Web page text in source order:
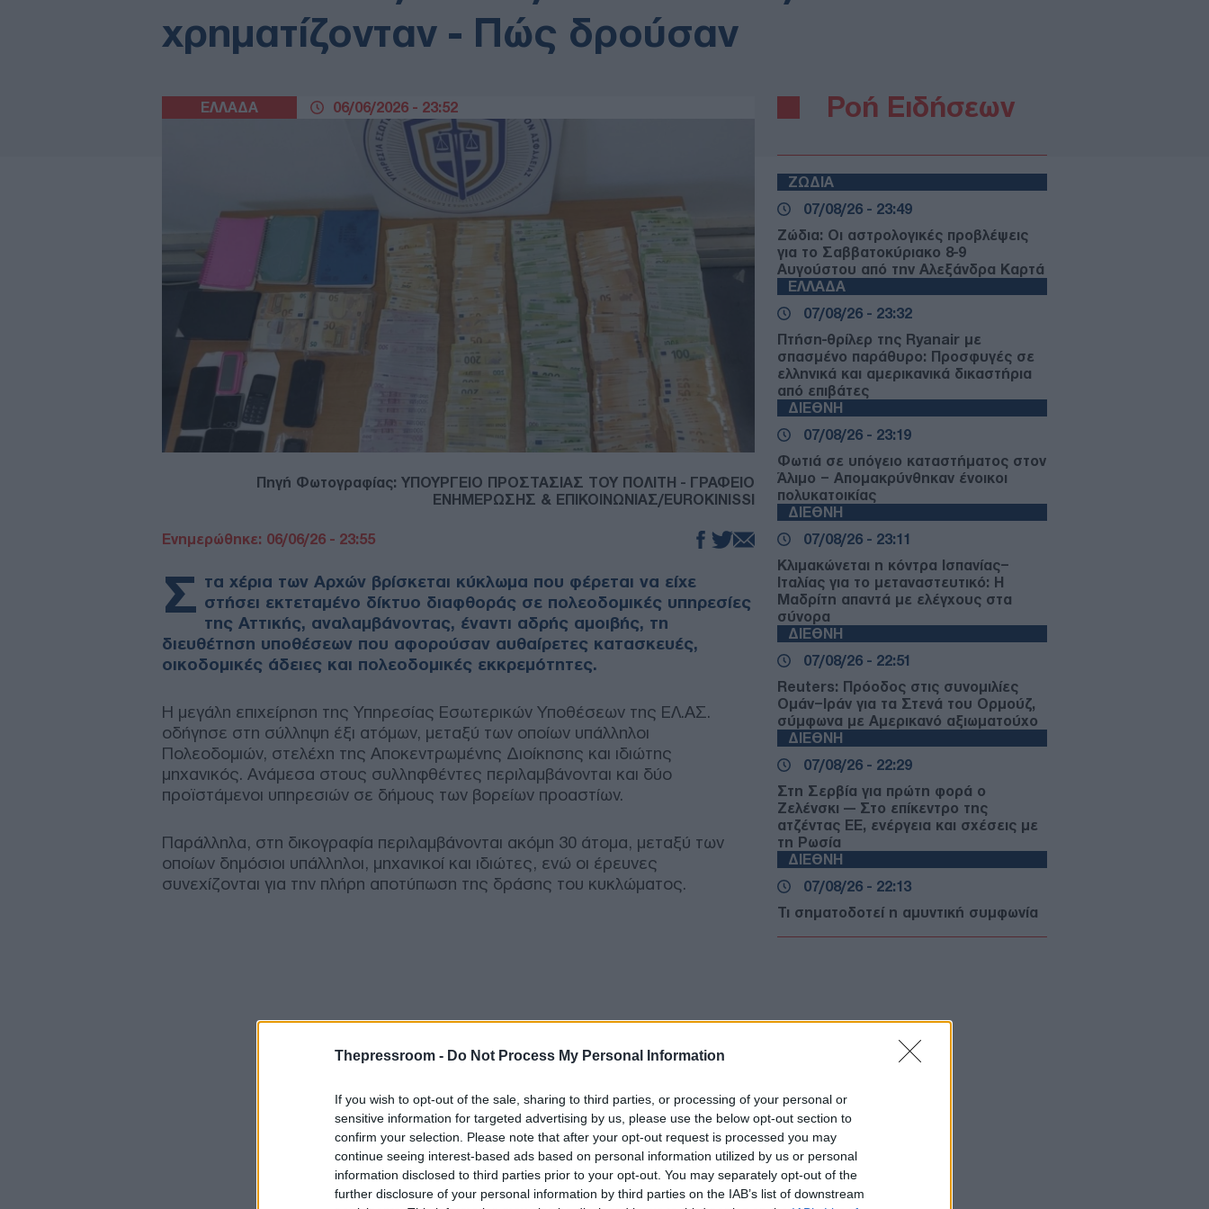
Thepressroom - Do Not Process My Personal Information
If you wish to opt-out of the sale, sharing to third parties, or processing of your personal or
sensitive information for targeted advertising by us, please use the below opt-out section to
confirm your selection. Please note that after your opt-out request is processed you may
continue seeing interest-based ads based on personal information utilized by us or personal
information disclosed to third parties prior to your opt-out. You may separately opt-out of the
further disclosure of your personal information by third parties on the IAB’s list of downstream
χρηματίζονταν - Πώς δρούσαν
ΕΛΛΑΔΑ 06/06/2026 - 23:52
Πηγή Φωτογραφίας: ΥΠΟΥΡΓΕΙΟ ΠΡΟΣΤΑΣΙΑΣ ΤΟΥ ΠΟΛΙΤΗ - ΓΡΑΦΕΙΟ
ΕΝΗΜΕΡΩΣΗΣ & ΕΠΙΚΟΙΝΩΝΙΑΣ/EUROKINISSI
Ενημερώθηκε: 06/06/26 - 23:55
Σ τα χέρια των Αρχών βρίσκεται κύκλωμα που φέρεται να είχε
στήσει εκτεταμένο δίκτυο διαφθοράς σε πολεοδομικές υπηρεσίες
της Αττικής, αναλαμβάνοντας, έναντι αδρής αμοιβής, τη
διευθέτηση υποθέσεων που αφορούσαν αυθαίρετες κατασκευές,
οικοδομικές άδειες και πολεοδομικές εκκρεμότητες.
Η μεγάλη επιχείρηση της Υπηρεσίας Εσωτερικών Υποθέσεων της ΕΛ.ΑΣ.
οδήγησε στη σύλληψη έξι ατόμων, μεταξύ των οποίων υπάλληλοι
Πολεοδομιών, στελέχη της Αποκεντρωμένης Διοίκησης και ιδιώτης
μηχανικός. Ανάμεσα στους συλληφθέντες περιλαμβάνονται και δύο
προϊστάμενοι υπηρεσιών σε δήμους των βορείων προαστίων.
Παράλληλα, στη δικογραφία περιλαμβάνονται ακόμη 30 άτομα, μεταξύ των
οποίων δημόσιοι υπάλληλοι, μηχανικοί και ιδιώτες, ενώ οι έρευνες
συνεχίζονται για την πλήρη αποτύπωση της δράσης του κυκλώματος.
Ροή Ειδήσεων
ΖΩΔΙΑ
07/08/26 - 23:49
Ζώδια: Οι αστρολογικές προβλέψεις
για το Σαββατοκύριακο 8-9
Αυγούστου από την Αλεξάνδρα Καρτά
ΕΛΛΑΔΑ
07/08/26 - 23:32
Πτήση-θρίλερ της Ryanair με
σπασμένο παράθυρο: Προσφυγές σε
ελληνικά και αμερικανικά δικαστήρια
από επιβάτες
ΔΙΕΘΝΗ
07/08/26 - 23:19
Φωτιά σε υπόγειο καταστήματος στον
Άλιμο – Απομακρύνθηκαν ένοικοι
πολυκατοικίας
ΔΙΕΘΝΗ
07/08/26 - 23:11
Κλιμακώνεται η κόντρα Ισπανίας–
Ιταλίας για το μεταναστευτικό: Η
Μαδρίτη απαντά με ελέγχους στα
σύνορα
ΔΙΕΘΝΗ
07/08/26 - 22:51
Reuters: Πρόοδος στις συνομιλίες
Ομάν–Ιράν για τα Στενά του Ορμούζ,
σύμφωνα με Αμερικανό αξιωματούχο
ΔΙΕΘΝΗ
07/08/26 - 22:29
Στη Σερβία για πρώτη φορά ο
Ζελένσκι — Στο επίκεντρο της
ατζέντας ΕΕ, ενέργεια και σχέσεις με
τη Ρωσία
ΔΙΕΘΝΗ
07/08/26 - 22:13
Τι σηματοδοτεί η αμυντική συμφωνία
Νέα τουρκική πρόκληση στο Αιγαίο
Τουρισμό: «Καμία νομική συνέπεια»
07/08/26 - 21:45
ΗΠΑ: Η Γερουσία ενέκρινε νέες
κυρώσεις κατά της Ρωσίας - Δασμοί
έως 500% σε πετρέλαιο και αέριο
ΔΙΕΘΝΗ
07/08/26 - 21:19